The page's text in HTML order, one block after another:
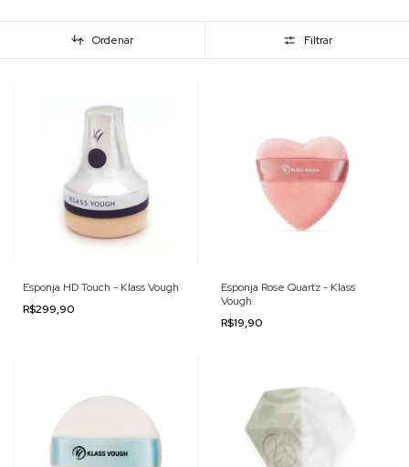
Ordenar Filtrar
Esponja HD Touch - Klass Vough
R$299,90
Esponja Rose Quartz - Klass
Vough
R$19,90